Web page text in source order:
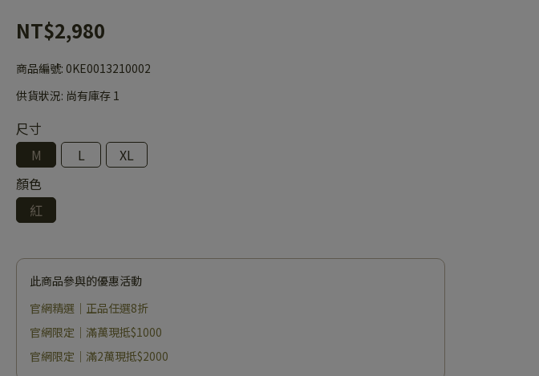
NT$2,980
商品編號: 0KE0013210002
供貨狀況: 尚有庫存 1
尺寸
M
L
XL
顏色
紅
此商品參與的優惠活動
官網精選｜正品任選8折
官網限定｜滿萬現抵$1000
官網限定｜滿2萬現抵$2000